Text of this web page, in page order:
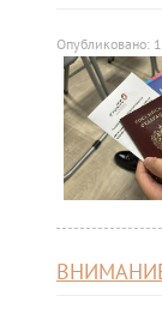
Опубликовано: